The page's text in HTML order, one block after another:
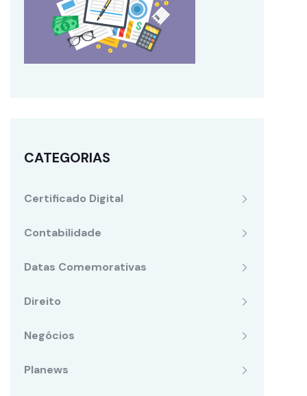
CATEGORIAS
Certificado Digital
Contabilidade
Datas Comemorativas
Direito
Negócios
Planews